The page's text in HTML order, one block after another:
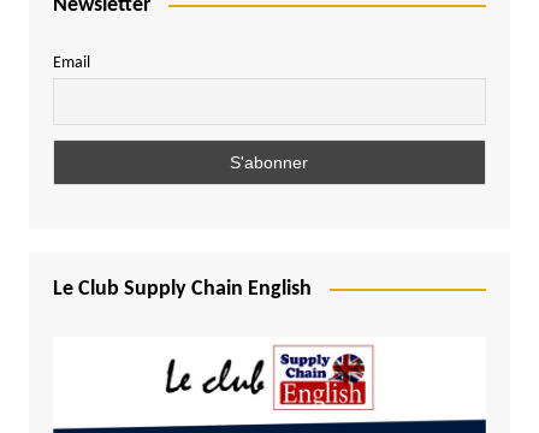
Newsletter
Email
Le Club Supply Chain English